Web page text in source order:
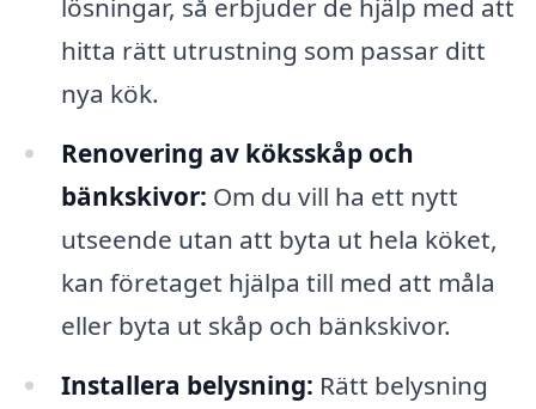
lösningar, så erbjuder de hjälp med att
hitta rätt utrustning som passar ditt
nya kök.
Renovering av köksskåp och
bänkskivor: Om du vill ha ett nytt
utseende utan att byta ut hela köket,
kan företaget hjälpa till med att måla
eller byta ut skåp och bänkskivor.
Installera belysning: Rätt belysning